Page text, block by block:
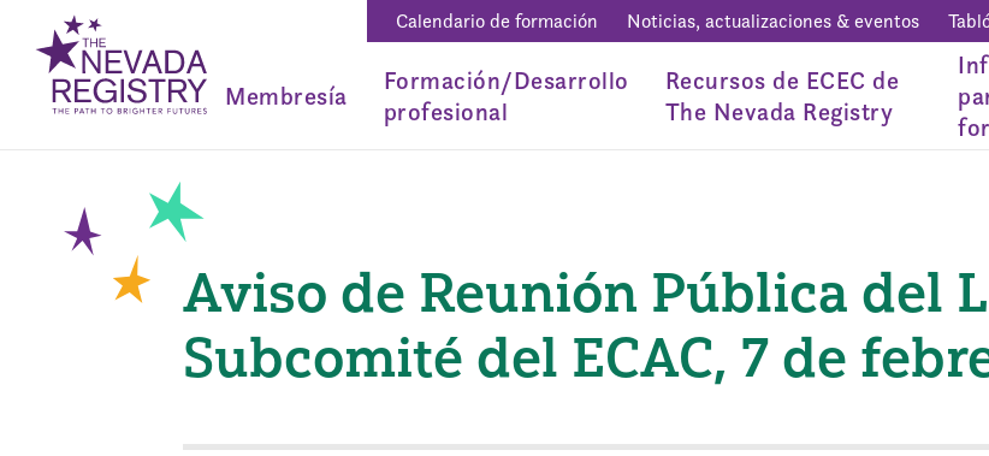
Calendario de formación Noticias, actualizaciones & eventos
Membresía
Formación/Desarrollo
profesional
Recursos de ECEC de
The Nevada Registry
Aviso de Reunión Pública del
Subcomité del ECAC, 7 de